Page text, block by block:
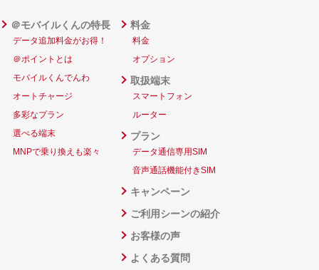
＠モバイルくんの特長
データ追加料金がお得！
＠ポイントとは
モバイルくんでんわ
オートチャージ
多彩なプラン
選べる端末
MNPで乗り換えも楽々
料金
料金
オプション
取扱端末
スマートフォン
ルーター
プラン
データ通信専用SIM
音声通話機能付きSIM
キャンペーン
ご利用シーンの紹介
お客様の声
よくある質問